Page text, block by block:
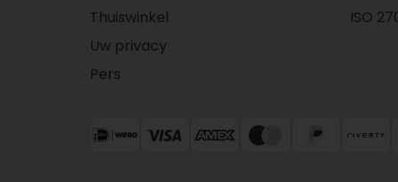
Thuiswinkel
Uw privacy
Pers
ISO